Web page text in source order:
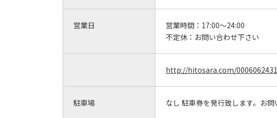
営業日 営業時間： 17:00～24:00
不定休： お問い合わせ下さい
http://hitosara.com/
駐車場 なし 駐車券を発行致します。お問